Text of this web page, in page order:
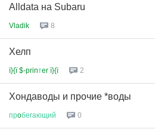
Alldata на Subaru
Vladik 8
Хелп
ї}{ї $-prinтer ї}{ї 2
Хондаводы и прочие *воды
прoбегающий 0